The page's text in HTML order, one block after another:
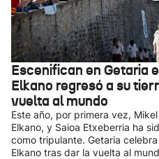
Escenifican en Getaria
Elkano regresó a su
vuelta al mundo
Este año, por primera vez,
Elkano, y Saioa Etxeberria ha
como tripulante. Getaria
Elkano tras dar la vuelta al